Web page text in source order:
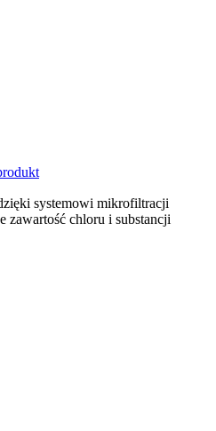
systemowi mikrofiltracji
zawartość chloru i substancji